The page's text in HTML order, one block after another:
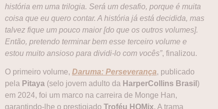
história em uma trilogia. Será um desafio, porque é muita
coisa que eu quero contar. A história já está decidida, mas
talvez fique um pouco maior [do que os outros volumes].
Então, pretendo terminar bem esse terceiro volume e
estou muito ansioso para dividi-lo com vocês”, finalizou.
O primeiro volume, Daruma: Perseverança, publicado
pela Pitaya (selo jovem adulto da HarperCollins Brasil )
em 2024, foi um marco na carreira de Monge Han,
garantindo-lhe o prestigiado Troféu HQMix. A trama